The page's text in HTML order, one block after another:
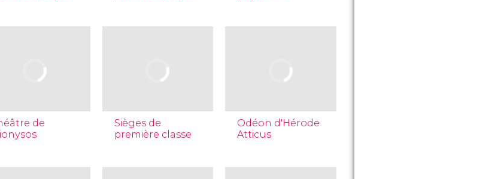
de
Sièges de
première classe
Odéon d'Hérode
Atticus